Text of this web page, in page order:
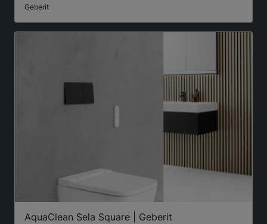
Geberit
AquaClean Sela Square | Geberit